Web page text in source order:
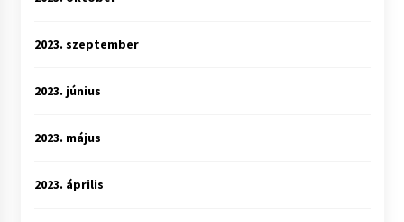
2023. szeptember
2023. június
2023. május
2023. április